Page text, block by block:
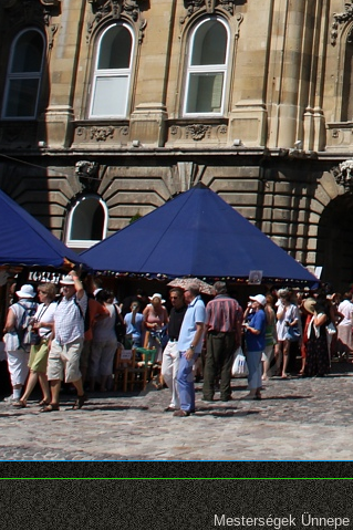
Mesterségek